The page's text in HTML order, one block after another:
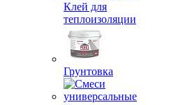
Клей для
теплоизоляции
Грунтовка